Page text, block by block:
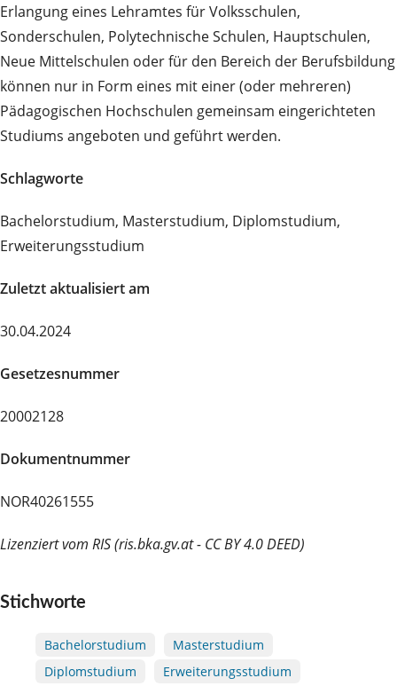
Erlangung eines Lehramtes für Volksschulen,
Sonderschulen, Polytechnische Schulen, Hauptschulen,
Neue Mittelschulen oder für den Bereich der Berufsbildung
können nur in Form eines mit einer (oder mehreren)
Pädagogischen Hochschulen gemeinsam eingerichteten
Studiums angeboten und geführt werden.
Schlagworte
Bachelorstudium, Masterstudium, Diplomstudium,
Erweiterungsstudium
Zuletzt aktualisiert am
30.04.2024
Gesetzesnummer
20002128
Dokumentnummer
NOR40261555
Lizenziert vom RIS (ris.bka.gv.at - CC BY 4.0 DEED)
Stichworte
Bachelorstudium
Masterstudium
Diplomstudium
Erweiterungsstudium